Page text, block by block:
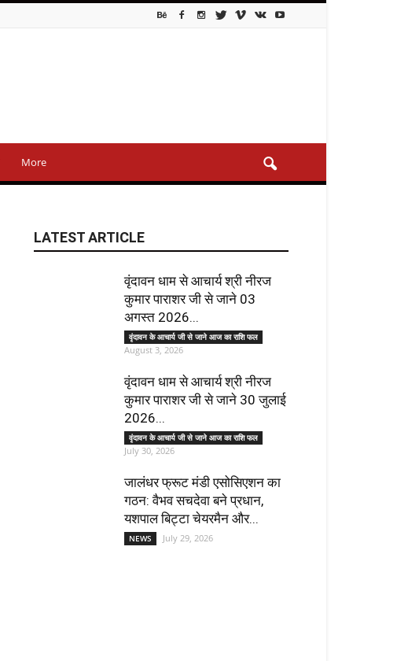
More
LATEST ARTICLE
वृंदावन धाम से आचार्य श्री नीरज
कुमार पाराशर जी से जाने 03
अगस्त 2026...
वृंदावन के आचार्य जी से जाने आज का राशि फल
August 3, 2026
वृंदावन धाम से आचार्य श्री नीरज
कुमार पाराशर जी से जाने 30 जुलाई
2026...
वृंदावन के आचार्य जी से जाने आज का राशि फल
July 30, 2026
जालंधर फ्रूट मंडी एसोसिएशन का
गठन: वैभव सचदेवा बने प्रधान,
यशपाल बिट्टा चेयरमैन और...
NEWS July 29, 2026